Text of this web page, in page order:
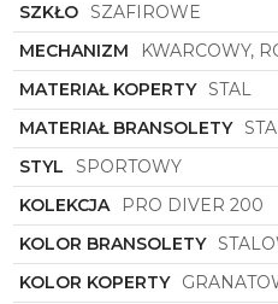
Subtelny granatowy/
subtelnymi akcentami
staje się przyjemnością.
doskonale komponuje się
dodając zegarkowi
ZegarekRoamernie tylko
znakomicie, ale także
każdych warunkach, dzięki
wysokiej jakości
narzędzie do mierzenia
dodatek do codziennego
indywidualny styl każdego
SZKŁO SZAFIROWE
MECHANIZM
KWARCOWY,
MATERIAŁ KOPERTY STAL
MATERIAŁ BRANSOLETY
STYL
SPORTOWY
KOLEKCJA
PRO DIVER 200
KOLOR BRANSOLETY
KOLOR KOPERTY